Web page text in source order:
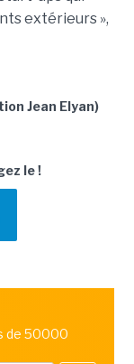
extérieurs »,
Jean Elyan)
le !
de 50000